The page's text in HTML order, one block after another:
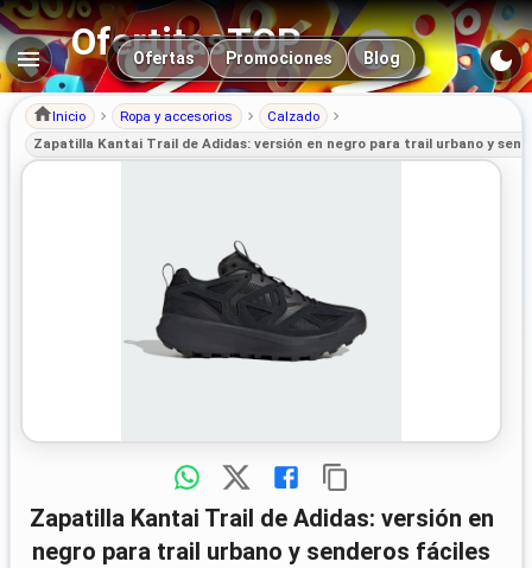
OfertitasTOP
Navegación principal
Ofertas Promociones Blog
Inicio Ropa y accesorios
Calzado
Zapatilla Kantai Trail de Adidas: versión en negro para trail urbano y
Zapatilla Kantai Trail de Adidas: versión en
negro para trail urbano y senderos fáciles